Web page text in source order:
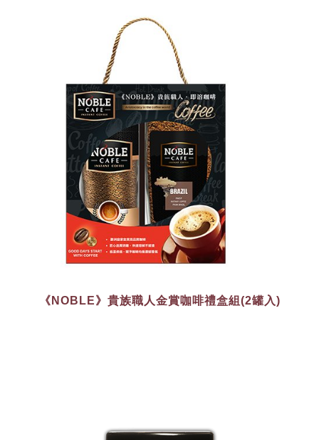
《NOBLE》貴族職人金賞咖啡禮盒組(2罐入)